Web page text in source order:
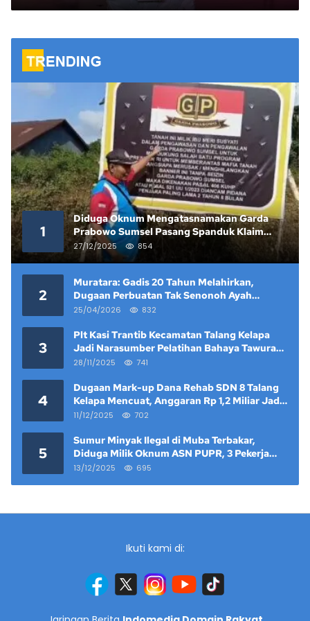
1
Diduga Oknum Mengatasnamakan Garda
Prabowo Sumsel Pasang Spanduk Klaim
Lahan yang Telah Diputus Pengadilan
27/12/2025 854
2
Muratara: Gadis 20 Tahun Melahirkan,
Dugaan Perbuatan Tak Senonoh Ayah
Kandung Mencuat
25/04/2026 832
3
Plt Kasi Trantib Kecamatan Talang Kelapa
Jadi Narasumber Pelatihan Bahaya Tawuran
dan Narkoba di Keramat Raya
28/11/2025 741
4
Dugaan Mark-up Dana Rehab SDN 8 Talang
Kelapa Mencuat, Anggaran Rp 1,2 Miliar Jadi
Sorotan
11/12/2025 702
5
Sumur Minyak Ilegal di Muba Terbakar,
Diduga Milik Oknum ASN PUPR, 3 Pekerja
Tewas
13/12/2025 695
Ikuti kami di: